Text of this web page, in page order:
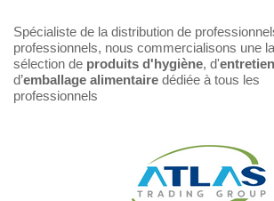
Spécialiste de la distribution de
professionnels, nous commercialisons une
sélection de produits d'hygiène, d'entretien
d’emballage alimentaire dédiée à tous les
professionnels